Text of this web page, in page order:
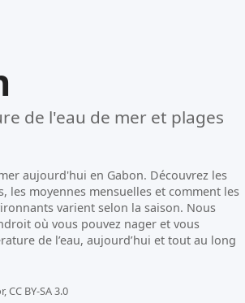
de l'eau de mer et plages
aujourd'hui en Gabon. Découvrez les
les moyennes mensuelles et comment les
varient selon la saison. Nous
où vous pouvez nager et vous
de l’eau, aujourd’hui et tout au long
CC BY-SA 3.0